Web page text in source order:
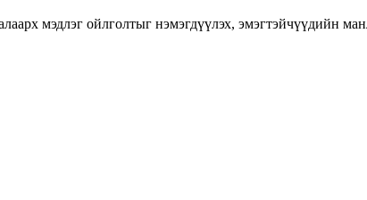
мэдлэг ойлголтыг нэмэгдүүлэх, эмэгтэйчүүдийн